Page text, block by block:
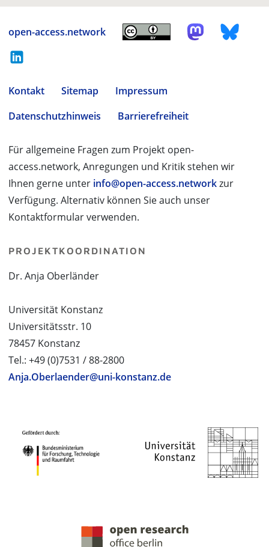
open-access.network
Kontakt Sitemap
Impressum
Datenschutzhinweis
Barrierefreiheit
Für allgemeine Fragen zum Projekt open-
access.network, Anregungen und Kritik stehen wir
Ihnen gerne unter info@open-access.networkzur
Verfügung. Alternativ können Sie auch unser
Kontaktformular verwenden.
PROJEKTKOORDINATION
Dr. Anja Oberländer
Universität Konstanz
Universitätsstr. 10
78457 Konstanz
Tel.: +49 (0)7531 / 88-2800
Anja.Oberlaender@uni-konstanz.de